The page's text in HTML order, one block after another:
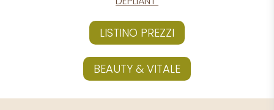
LISTINO PREZZI
BEAUTY & VITALE